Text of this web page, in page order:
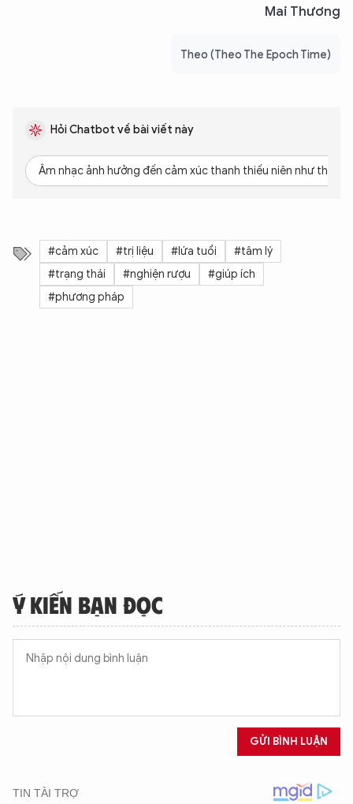
Mai Thương
Theo (Theo The Epoch Time)
Hỏi Chatbot về bài viết này
Âm nhạc ảnh hưởng đến cảm xúc thanh thiếu niên như thế
#cảm xúc #trị liệu #lứa tuổi
#tâm lý
#trạng thái
#nghiện rượu
#giúp ích
#phương pháp
Ý KIẾN BẠN ĐỌC
GỬI BÌNH LUẬN